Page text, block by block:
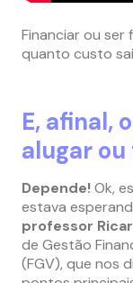
Financiar ou ser
quanto custo
E, afinal,
alugar
Depende!Ok,
estava
professor
de Gestão
(FGV), que nos